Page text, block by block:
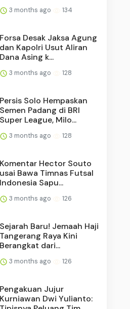
3 months ago 134
Forsa Desak Jaksa Agung
dan Kapolri Usut Aliran
Dana Asing k...
3 months ago 128
Persis Solo Hempaskan
Semen Padang di BRI
Super League, Milo...
3 months ago 128
Komentar Hector Souto
usai Bawa Timnas Futsal
Indonesia Sapu...
3 months ago 126
Sejarah Baru! Jemaah Haji
Tangerang Raya Kini
Berangkat dari...
3 months ago 126
Pengakuan Jujur
Kurniawan Dwi Yulianto: